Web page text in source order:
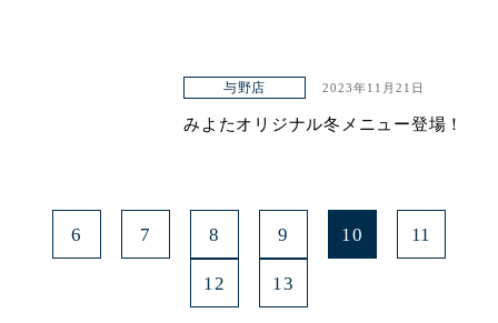
与野店 2023年11月21日
みよたオリジナル冬メニュー登場！
6 7 8 9 10 11
12 13